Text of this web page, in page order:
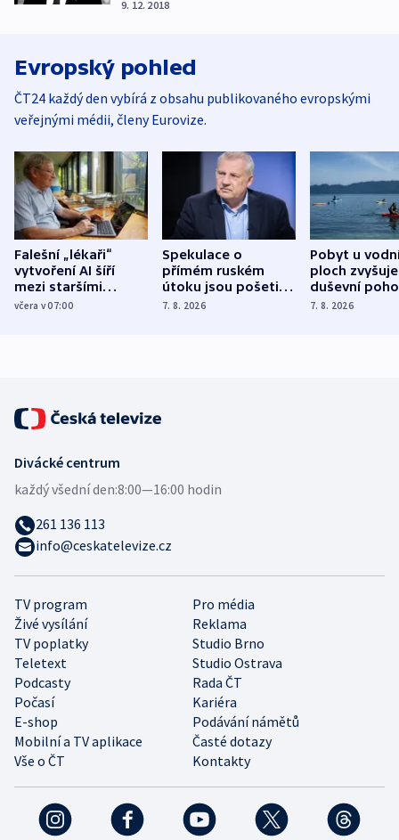
9. 12. 2018
Evropský pohled
ČT24 každý den vybírá z obsahu publikovaného evropskými
veřejnými médii, členy Eurovize.
Falešní „lékaři“
vytvoření AI šíří
mezi staršími
Poláky nebezpečné
včera v 07:00
Spekulace o
přímém ruském
útoku jsou pošetilé,
míní estonský
7. 8. 2026
Pobyt u
ploch zvyšuje
duševní
ukázala
7. 8. 2026
TV program
Pro média
Živé vysílání
Reklama
TV poplatky
Studio Brno
Teletext
Studio Ostrava
Podcasty
Rada ČT
Počasí
Kariéra
E-shop
Podávání námětů
Mobilní a TV aplikace
Časté dotazy
Vše o ČT
Kontakty
Divácké centrum
každý všední den:8:00—16:00 hodin
261 136 113
info@ceskatelevize.cz